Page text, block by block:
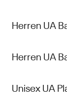
Herren UA
Herren UA
Unisex UA